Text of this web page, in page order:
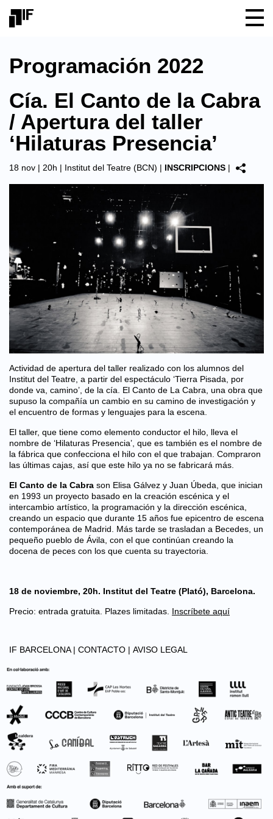
Programación 2022
Cía. El Canto de la Cabra
/ Apertura del taller
‘Hilaturas Presencia’
18 nov | 20h | Institut del Teatre (BCN) | INSCRIPCIONS |
Actividad de apertura del taller realizado con los alumnos del
Institut del Teatre, a partir del espectáculo ‘Tierra Pisada, por
donde va, camino’, de la cía. El Canto de La Cabra, una obra que
supuso la compañía un cambio en su camino de investigación y
el encuentro de formas y lenguajes para la escena.
El taller, que tiene como elemento conductor el hilo, lleva el
nombre de ‘Hilaturas Presencia’, que es también es el nombre de
la fábrica que confecciona el hilo con el que trabajan. Compraron
las últimas cajas, así que este hilo ya no se fabricará más.
El Canto de la Cabra son Elisa Gálvez y Juan Úbeda, que inician
en 1993 un proyecto basado en la creación escénica y el
intercambio artístico, la programación y la dirección escénica,
creando un espacio que durante 15 años fue epicentro de escena
contemporánea de Madrid. Más tarde se trasladan a Becedes, un
pequeño pueblo de Ávila, con el que continúan creando la
docena de peces con los que cuenta su trayectoria.
18 de noviembre, 20h. Institut del Teatre (Plató), Barcelona.
Precio: entrada gratuita. Plazes limitadas. Inscríbete aquí
IF BARCELONA | CONTACTO | AVISO LEGAL